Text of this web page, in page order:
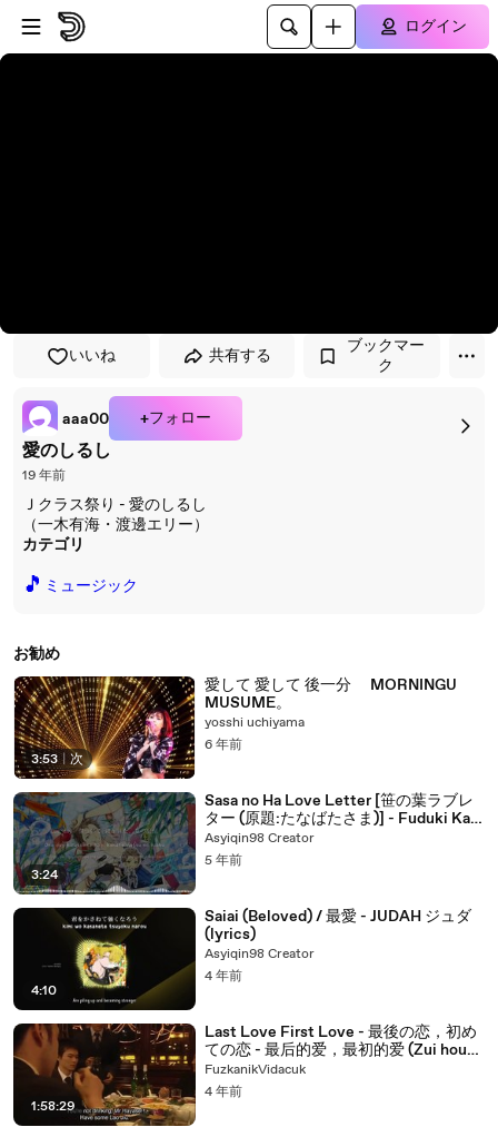
プレイヤーにスキップ
メインコンテンツにスキップ
ログイン
いいね 共有する
ブックマー
ク
aaa00 +フォロー
愛のしるし
19 年前
Ｊクラス祭り - 愛のしるし
（一木有海・渡邊エリー）
カテゴリ
🎵 ミュージック
お勧め
3:53 | 次
愛して 愛して 後一分 MORNINGU
MUSUME。
yosshi uchiyama
6 年前
3:24
Sasa no Ha Love Letter [笹の葉ラブレ
ター (原題:たなばたさま)] - Fuduki Kai
(lyrics)
Asyiqin98 Creator
5 年前
4:10
Saiai (Beloved) / 最愛 - JUDAH ジュダ
(lyrics)
Asyiqin98 Creator
4 年前
1:58:29
Last Love First Love - 最後の恋，初め
ての恋 - 最后的爱，最初的爱 (Zui hou
de ai, zui chu de ai)
FuzkanikVidacuk
4 年前